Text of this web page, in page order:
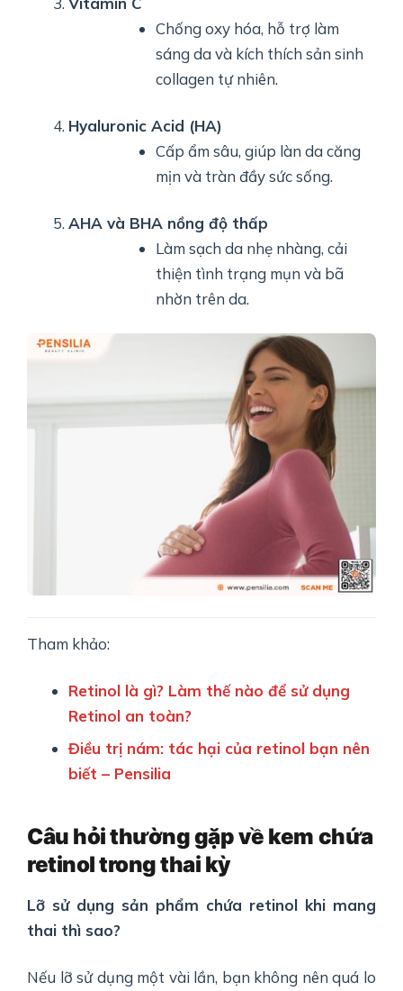
Chống oxy hóa, hỗ trợ làm
sáng da và kích thích sản sinh
collagen tự nhiên.
Hyaluronic Acid (HA)
Cấp ẩm sâu, giúp làn da căng
mịn và tràn đầy sức sống.
AHA và BHA nồng độ thấp
Làm sạch da nhẹ nhàng, cải
thiện tình trạng mụn và bã
nhờn trên da.
Tham khảo:
Retinol là gì? Làm thế nào để sử dụng
Retinol an toàn?
Điều trị nám: tác hại của retinol bạn nên
biết – Pensilia
Câu hỏi thường gặp về kem chứa
retinol trong thai kỳ
Lỡ sử dụng sản phẩm chứa retinol khi mang
thai thì sao?
Nếu lỡ sử dụng một vài lần, bạn không nên quá lo